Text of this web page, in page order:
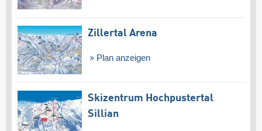
Zillertal Arena
Plan anzeigen
Skizentrum Hochpustertal
Sillian